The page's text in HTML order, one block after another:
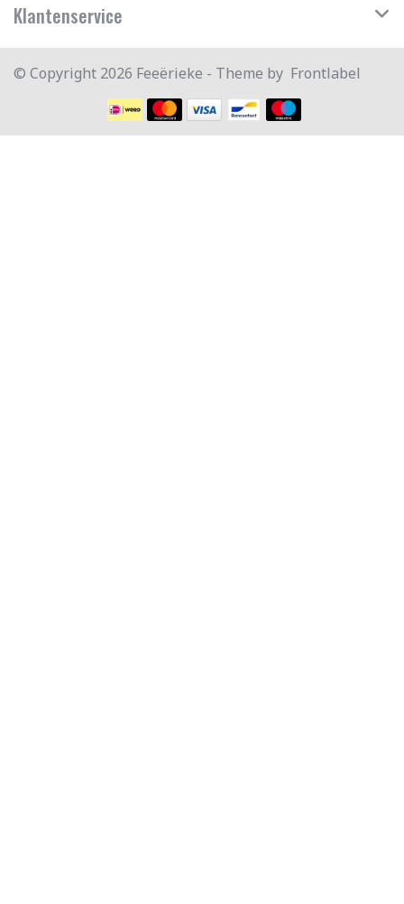
Klantenservice
© Copyright 2026 Feeërieke - Theme by Frontlabel